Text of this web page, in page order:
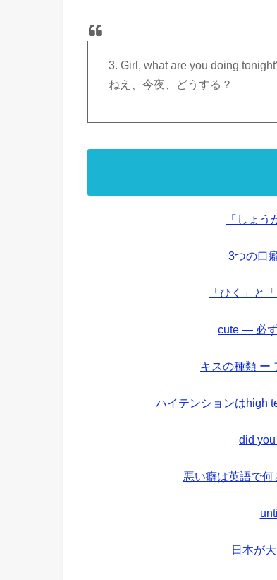
3. Girl, what are you doing
ねえ、今夜、どうする？
「しょ
3つの口
「ひく」と
cute — 必ず
キスの種類 ー
ハイテンションはhigh
did
悪い癖は英語で
日本が